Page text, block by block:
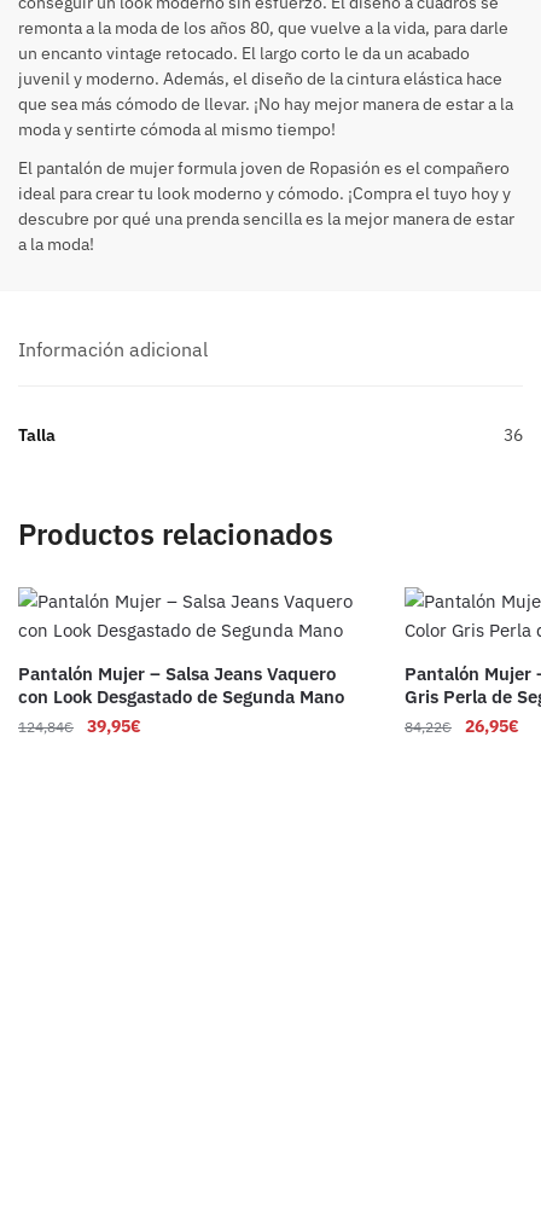
remonta a la moda de los años 80, que vuelve a la vida, para darle
un encanto vintage retocado. El largo corto le da un acabado
juvenil y moderno. Además, el diseño de la cintura elástica hace
que sea más cómodo de llevar. ¡No hay mejor manera de estar a la
moda y sentirte cómoda al mismo tiempo!
El pantalón de mujer formula joven de Ropasión es el compañero
ideal para crear tu look moderno y cómodo. ¡Compra el tuyo hoy y
descubre por qué una prenda sencilla es la mejor manera de estar
a la moda!
Información adicional
Talla 36
Productos relacionados
Pantalón Mujer – Salsa Jeans Vaquero
con Look Desgastado de Segunda Mano
124,84€ 39,95€
Pantalón Mujer
Gris Perla de
84,22€ 26,95€